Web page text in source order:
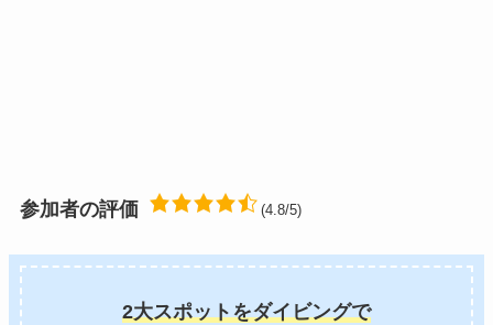
参加者の評価 (4.8/5)
2大スポットをダイビングで